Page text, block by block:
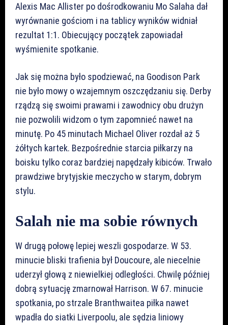
Alexis Mac Allister po dośrodkowaniu Mo Salaha dał
wyrównanie gościom i na tablicy wyników widniał
rezultat 1:1. Obiecujący początek zapowiadał
wyśmienite spotkanie.
Jak się można było spodziewać, na Goodison Park
nie było mowy o wzajemnym oszczędzaniu się. Derby
rządzą się swoimi prawami i zawodnicy obu drużyn
nie pozwolili widzom o tym zapomnieć nawet na
minutę. Po 45 minutach Michael Oliver rozdał aż 5
żółtych kartek. Bezpośrednie starcia piłkarzy na
boisku tylko coraz bardziej napędzały kibiców. Trwało
prawdziwe brytyjskie meczycho w starym, dobrym
stylu.
Salah nie ma sobie równych
W drugą połowę lepiej weszli gospodarze. W 53.
minucie bliski trafienia był Doucoure, ale niecelnie
uderzył głową z niewielkiej odległości. Chwilę później
dobrą sytuację zmarnował Harrison. W 67. minucie
spotkania, po strzale Branthwaitea piłka nawet
wpadła do siatki Liverpoolu, ale sędzia liniowy